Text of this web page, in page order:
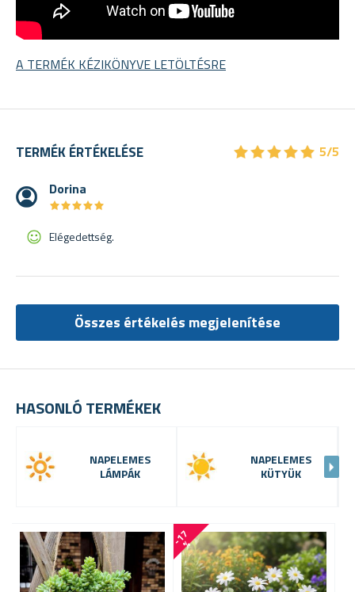
A TERMÉK KÉZIKÖNYVE LETÖLTÉSRE
HASONLÓ TERMÉKEK
NAPELEMES
LÁMPÁK
NAPELEMES
KÜTYÜK
-
1
7
%
TERMÉK ÉRTÉKELÉSE ★★★★★
★★★★★ 5/5
Dorina
★★★★★
★★★★★
Elégedettség.
Összes értékelés megjelenítése